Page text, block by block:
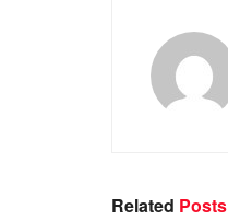
Related Posts